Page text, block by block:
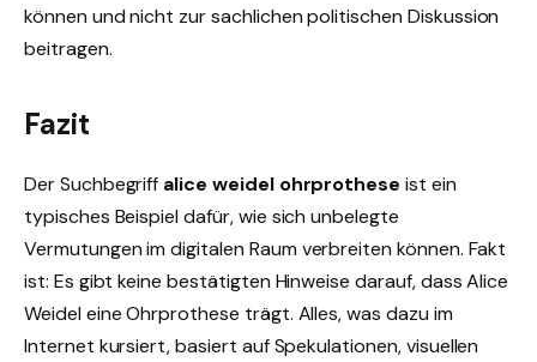
können und nicht zur sachlichen politischen Diskussion
beitragen.
Fazit
Der Suchbegriff alice weidel ohrprothese ist ein
typisches Beispiel dafür, wie sich unbelegte
Vermutungen im digitalen Raum verbreiten können. Fakt
ist: Es gibt keine bestätigten Hinweise darauf, dass Alice
Weidel eine Ohrprothese trägt. Alles, was dazu im
Internet kursiert, basiert auf Spekulationen, visuellen